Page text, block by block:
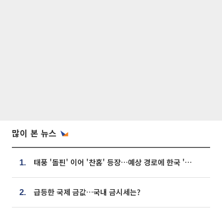
많이 본 뉴스
1. 태풍 '돌핀' 이어 '찬홈' 등장…예상 경로에 한국 '한숨'
2. 급등한 국제 금값…국내 금시세는?